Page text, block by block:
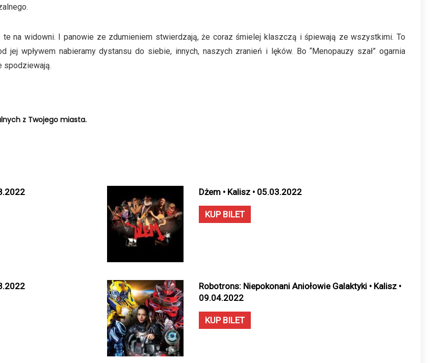
na widowni. I panowie ze zdumieniem stwierdzają, że coraz śmielej klaszczą i śpiewają ze wszystkimi. To
wpływem nabieramy dystansu do siebie, innych, naszych zranień i lęków. Bo “Menopauzy szał” ogarnia
spodziewają.
z Twojego miasta.
Dżem • Kalisz • 05.03.2022
KUP BILET
Robotrons: Niepokonani Aniołowie Galaktyki • Kalisz •
09.04.2022
KUP BILET